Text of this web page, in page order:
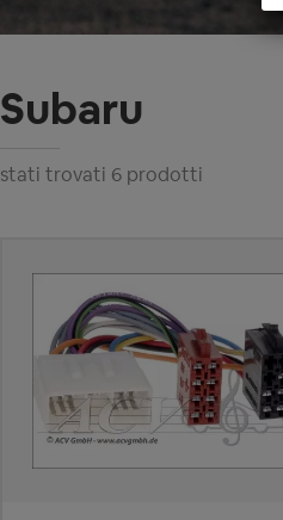
Subaru
stati trovati 6 prodotti